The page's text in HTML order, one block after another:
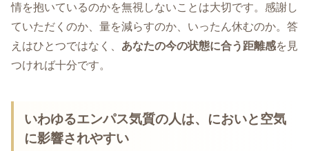
情を抱いているのかを無視しないことは大切です。感謝し
ていただくのか、量を減らすのか、いったん休むのか。答
えはひとつではなく、 あなたの今の状態に合う距離感を見
つければ十分です。
いわゆるエンパス気質の人は、においと空気
に影響されやすい